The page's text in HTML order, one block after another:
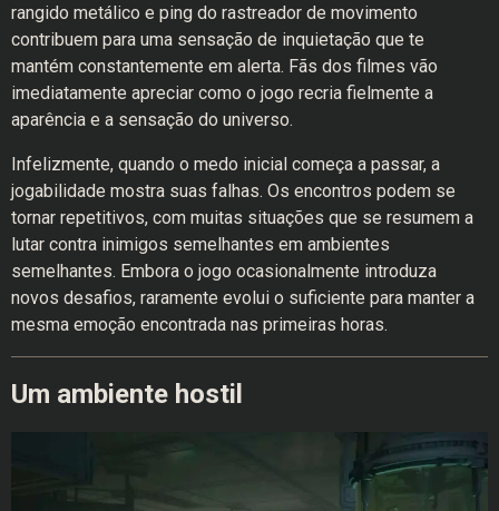
rangido metálico e ping do rastreador de movimento
contribuem para uma sensação de inquietação que te
mantém constantemente em alerta. Fãs dos filmes vão
imediatamente apreciar como o jogo recria fielmente a
aparência e a sensação do universo.
Infelizmente, quando o medo inicial começa a passar, a
jogabilidade mostra suas falhas. Os encontros podem se
tornar repetitivos, com muitas situações que se resumem a
lutar contra inimigos semelhantes em ambientes
semelhantes. Embora o jogo ocasionalmente introduza
novos desafios, raramente evolui o suficiente para manter a
mesma emoção encontrada nas primeiras horas.
Um ambiente hostil